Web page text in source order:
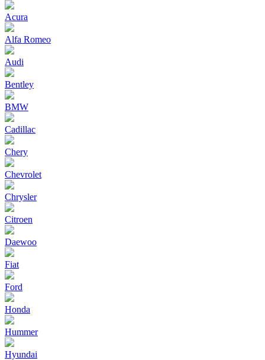
Acura
Alfa Romeo
Audi
Bentley
BMW
Cadillac
Chery
Chevrolet
Chrysler
Citroen
Daewoo
Fiat
Ford
Honda
Hummer
Hyundai